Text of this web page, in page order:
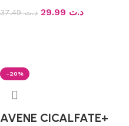
د.ت37.49 د.ت
-20%
AVENE CICALFATE+